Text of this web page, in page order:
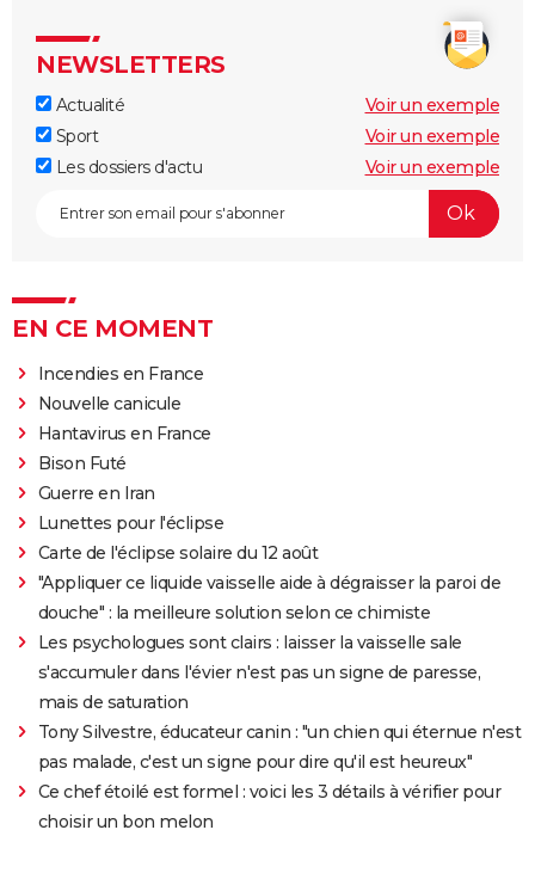
NEWSLETTERS
Actualité
Voir un exemple
Sport
Voir un exemple
Les dossiers d'actu
Voir un exemple
EN CE MOMENT
Incendies en France
Nouvelle canicule
Hantavirus en France
Bison Futé
Guerre en Iran
Lunettes pour l'éclipse
Carte de l'éclipse solaire du 12 août
"Appliquer ce liquide vaisselle aide à dégraisser la paroi de
douche" : la meilleure solution selon ce chimiste
Les psychologues sont clairs : laisser la vaisselle sale
s'accumuler dans l'évier n'est pas un signe de paresse,
mais de saturation
Tony Silvestre, éducateur canin : "un chien qui éternue n'est
pas malade, c'est un signe pour dire qu'il est heureux"
Ce chef étoilé est formel : voici les 3 détails à vérifier pour
choisir un bon melon